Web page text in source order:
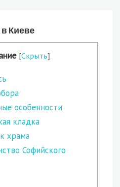
Киеве
[Скрыть]
особенности
кладка
храма
Софийского